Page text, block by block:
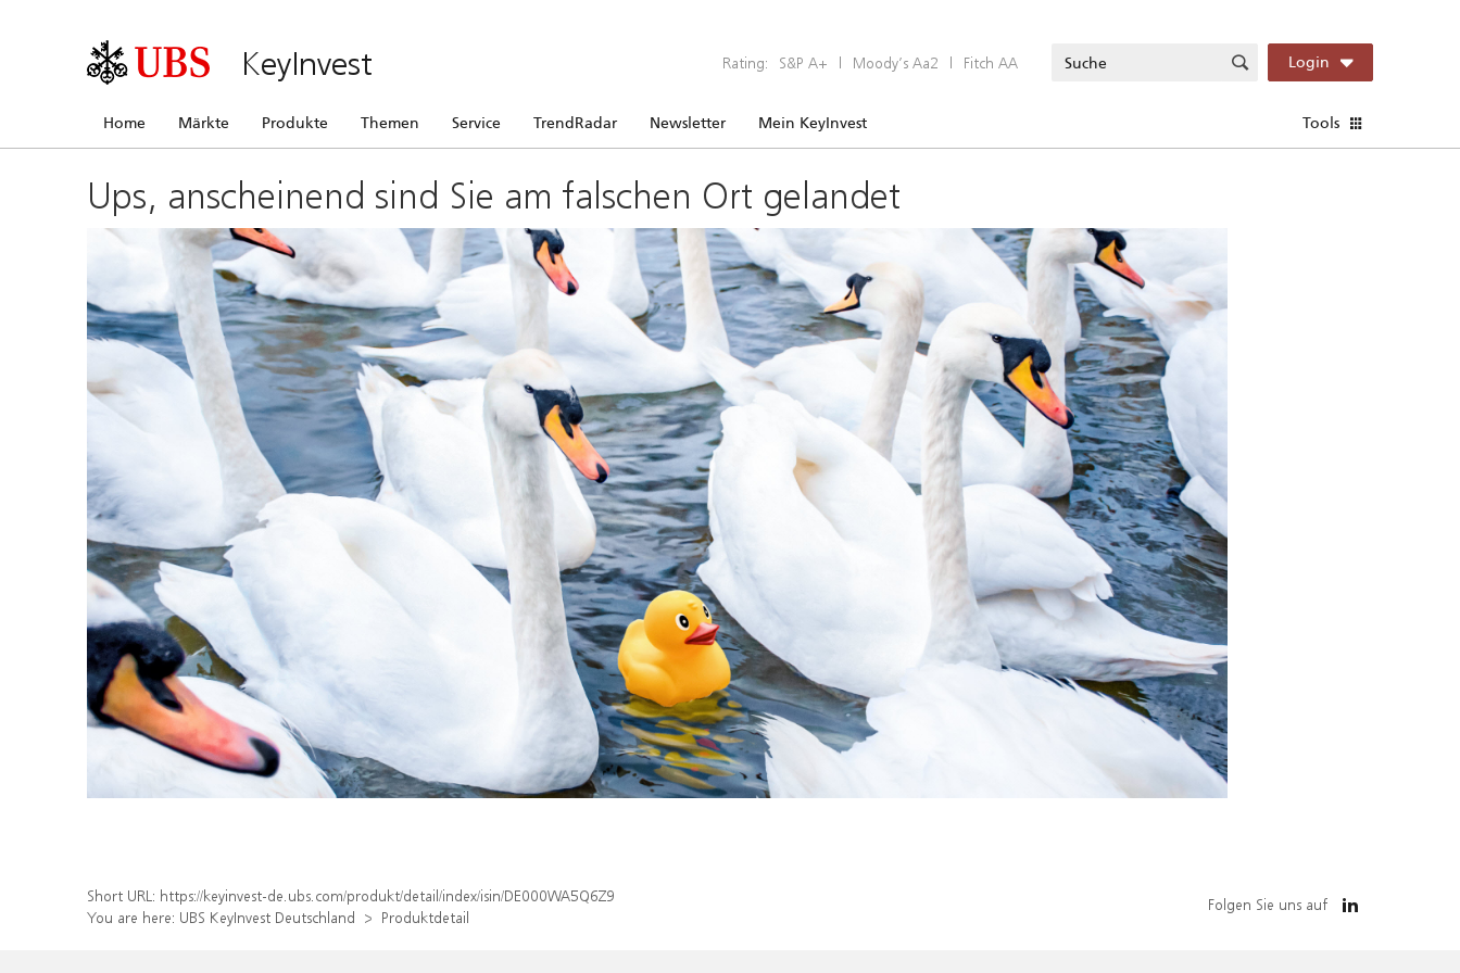
KeyInvest Rating: S&P A+ | Moody’s Aa2 | Fitch AA Login
Home Märkte Produkte Themen Service TrendRadar Newsletter Mein KeyInvest Tools
Ups, anscheinend sind Sie am falschen Ort gelandet
Short URL: https://keyinvest-de.ubs.com/produkt/detail/index/isin/DE000WA5Q6Z9
You are here: UBS KeyInvest Deutschland Produktdetail
Folgen Sie uns auf